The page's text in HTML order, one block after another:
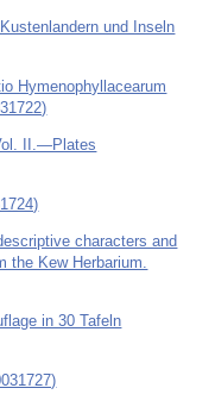
und Inseln
Hymenophyllacearum
II.―Plates
characters and
the Kew Herbarium.
in 30 Tafeln